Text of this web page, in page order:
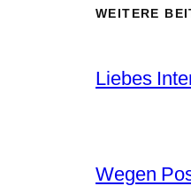
WEITERE
Liebes
Wegen